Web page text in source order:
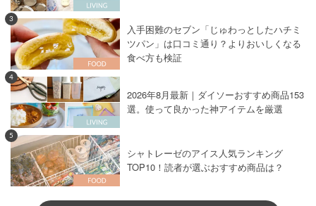
3
入手困難のセブン「じゅわっとしたハチミ
ツパン」は口コミ通り？よりおいしくなる
食べ方も検証
4
2026年8月最新｜ダイソーおすすめ商品153
選。使って良かった神アイテムを厳選
5
シャトレーゼのアイス人気ランキング
TOP10！読者が選ぶおすすめ商品は？